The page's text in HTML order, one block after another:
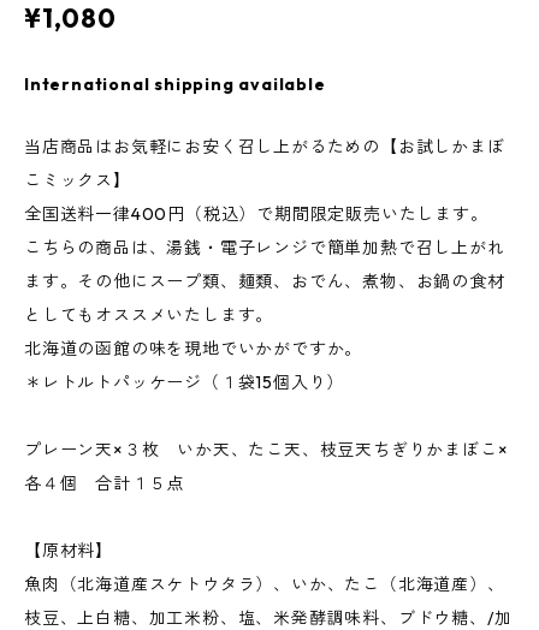
¥1,080
International shipping available
当店商品はお気軽にお安く召し上がるための【お試しかまぼ
こミックス】
全国送料一律400円（税込）で期間限定販売いたします。
こちらの商品は、湯銭・電子レンジで簡単加熱で召し上がれ
ます。その他にスープ類、麺類、おでん、煮物、お鍋の食材
としてもオススメいたします。
北海道の函館の味を現地でいかがですか。
＊レトルトパッケージ（１袋15個入り）
プレーン天×３枚 いか天、たこ天、枝豆天ちぎりかまぼこ×
各４個 合計１５点
【原材料】
魚肉（北海道産スケトウタラ）、いか、たこ（北海道産）、
枝豆、上白糖、加工米粉、塩、米発酵調味料、ブドウ糖、/加